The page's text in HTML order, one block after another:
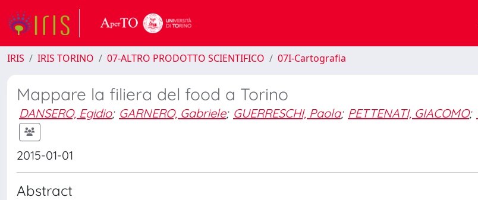
IRIS IRIS TORINO 07-ALTRO PRODOTTO SCIENTIFICO 07I-Cartografia
Mappare la filiera del food a Torino
DANSERO, Egidio; GARNERO, Gabriele; GUERRESCHI, Paola; PETTENATI, GIACOMO;
2015-01-01
Abstract